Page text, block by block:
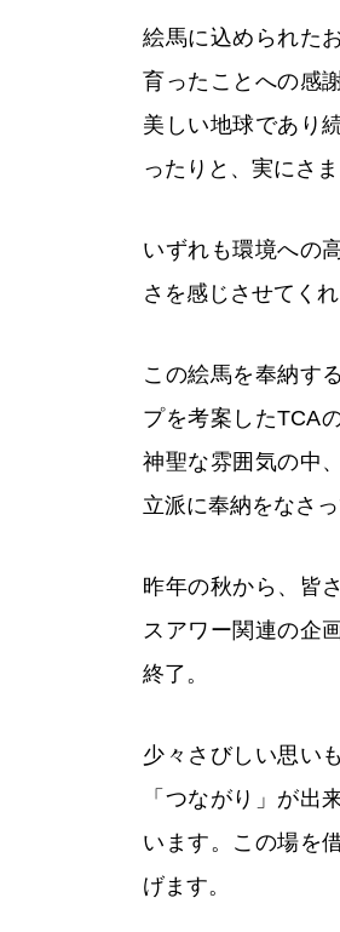
絵馬に込められた
育ったことへの感
美しい地球であり
ったりと、実にさま
いずれも環境への
さを感じさせてく
この絵馬を奉納す
プを考案したTCA
神聖な雰囲気の中
立派に奉納をなさっ
昨年の秋から、皆
スアワー関連の企
終了。
少々さびしい思い
「つながり」が出
います。この場を
げます。